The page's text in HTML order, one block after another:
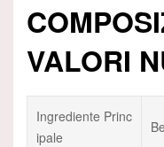
VALORI
Ingrediente Princ
ipale